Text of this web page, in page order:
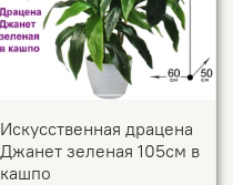
Искусственная драцена
Джанет зеленая 105см в
кашпо